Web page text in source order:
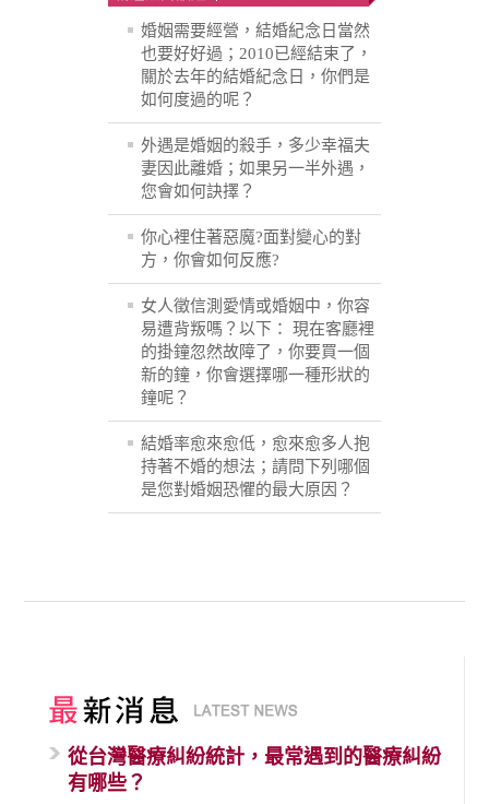
婚姻需要經營，結婚紀念日當然
也要好好過；2010已經結束了，
關於去年的結婚紀念日，你們是
如何度過的呢？
外遇是婚姻的殺手，多少幸福夫
妻因此離婚；如果另一半外遇，
您會如何訣擇？
你心裡住著惡魔?面對變心的對
方，你會如何反應?
女人徵信測愛情或婚姻中，你容
易遭背叛嗎？以下： 現在客廳裡
的掛鐘忽然故障了，你要買一個
新的鐘，你會選擇哪一種形狀的
鐘呢？
結婚率愈來愈低，愈來愈多人抱
持著不婚的想法；請問下列哪個
是您對婚姻恐懼的最大原因？
從台灣醫療糾紛統計，最常遇到的醫療糾紛
有哪些？